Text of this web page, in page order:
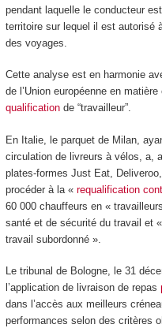
pendant laquelle le conducteur
territoire sur lequel il est autorisé
des voyages.
Cette analyse est en harmonie
de l’Union européenne en matière
qualificationde “travailleur”.
En Italie, le parquet de Milan,
circulation de livreurs à vélos, a,
plates-formes Just Eat,
procéder à la « requalification
60 000 chauffeurs en «
santé et de sécurité du travail et
travail subordonné ».
Le tribunal de Bologne, le 31
l’application de livraison de repas
dans l’accès aux meilleurs
performances selon des critères